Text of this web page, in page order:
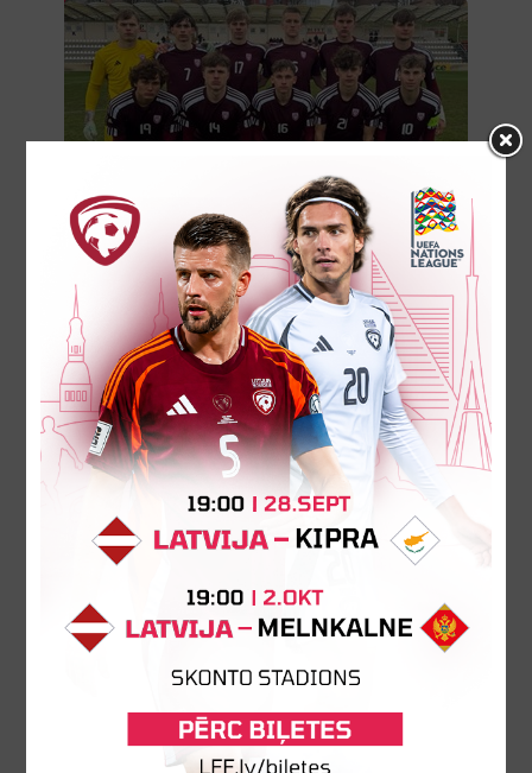
U-19 izlase teicami pabeidz
Elites kārtu
Noslēdzot šīgada Eiropas čempionāta
kvalifikācijas turnīra Elites kārtu, Latvijas U-19
izlase (2007. dz.g.) otrdien Čehijā sarūpēja
pārsteigumu un sarūgtināja...
31. marts 2026.
28 2026